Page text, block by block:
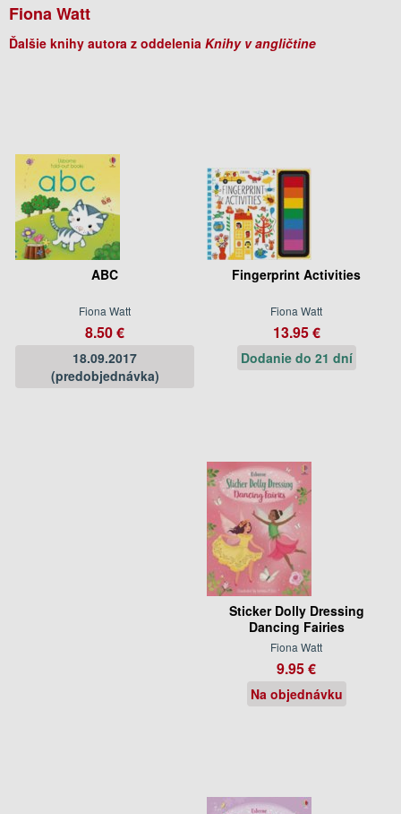
Fiona Watt
Ďalšie knihy autora z oddelenia Knihy v angličtine
ABC
Fiona Watt
8.50 €
18.09.2017
(predobjednávka)
Fingerprint Activities
Fiona Watt
13.95 €
Dodanie do 21 dní
Sticker Dolly Dressing
Dancing Fairies
Fiona Watt
9.95 €
Na objednávku